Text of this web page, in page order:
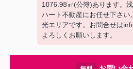
1076.98㎡(公簿)あります。
ハート不動産にお任せ下さい
光エリアです。お問合せは
よろしくお願いします。